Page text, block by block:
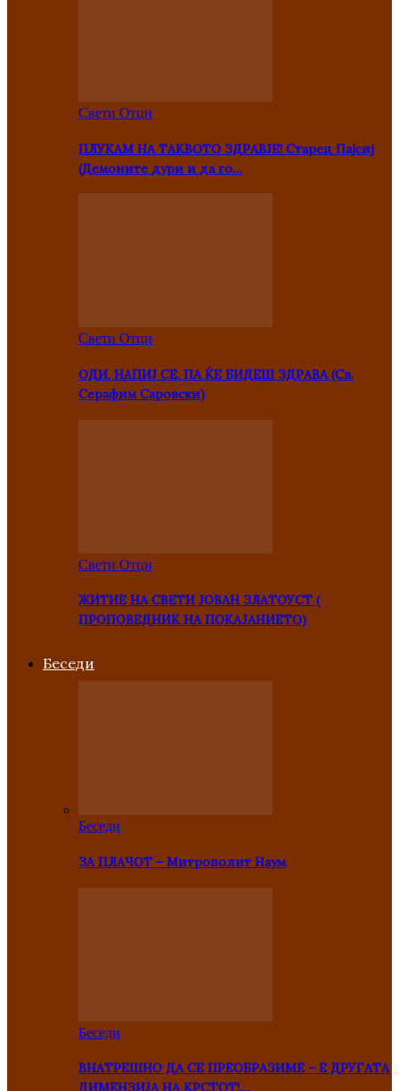
Свети Отци
ПЛУКАМ НА ТАКВОТО ЗДРАВЈЕ! Старец Пајсиј
(Демоните дури и да го…
Свети Отци
ОДИ, НАПИЈ СЕ, ПА ЌЕ БИДЕШ ЗДРАВА (Св.
Серафим Саровски)
Свети Отци
ЖИТИЕ НА СВЕТИ ЈОВАН ЗЛАТОУСТ (
ПРОПОВЕДНИК НА ПОКАЈАНИЕТО)
Беседи
Беседи
ЗА ПЛАЧОТ – Митрополит Наум
Беседи
ВНАТРЕШНО ДА СЕ ПРЕОБРАЗИМЕ – Е ДРУГАТА
ДИМЕНЗИЈА НА КРСТОТ!…